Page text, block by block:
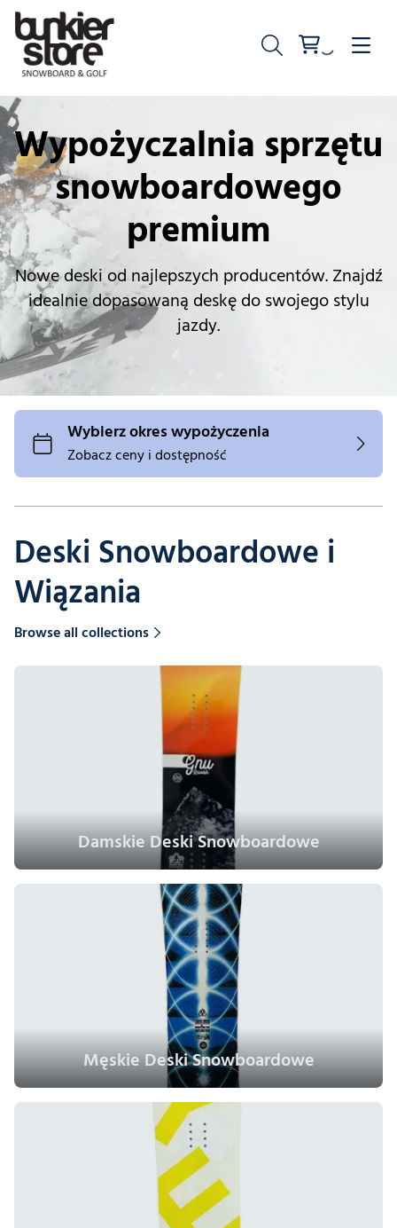
Wypożyczalnia sprzętu
snowboardowego
premium
Nowe deski od najlepszych producentów. Znajdź
idealnie dopasowaną deskę do swojego stylu
jazdy.
Deski Snowboardowe i
Wiązania
Browse all collections
Damskie Deski Snowboardowe
Męskie Deski Snowboardowe